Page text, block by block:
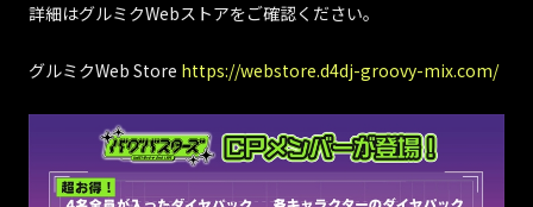
詳細はグルミクWebストアをご確認ください。
グルミクWeb Store https://webstore.d4dj-groovy-mix.com/